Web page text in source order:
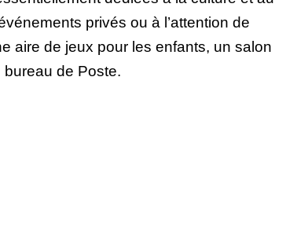
privés ou à l’attention de
aire de jeux pour les enfants, un salon
de Poste.